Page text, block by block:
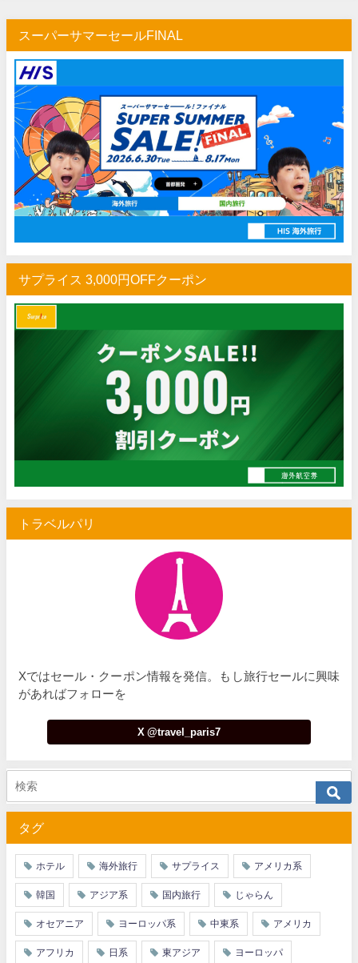
スーパーサマーセールFINAL
サプライス 3,000円OFFクーポン
トラベルパリ
Xではセール・クーポン情報を発信。もし旅行セールに興味
があればフォローを
X @travel_paris7
タグ
ホテル 海外旅行 サプライス アメリカ系
韓国 アジア系 国内旅行 じゃらん
オセアニア ヨーロッパ系 中東系 アメリカ
アフリカ 日系 東アジア ヨーロッパ